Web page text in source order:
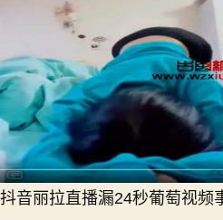
抖音丽拉直播漏24秒葡萄视频